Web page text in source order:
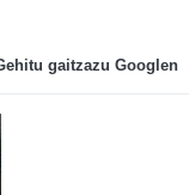
gaitzazu Googlen